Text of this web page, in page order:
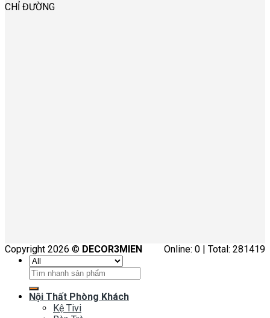
CHỈ ĐƯỜNG
Online: 0 | Total: 281419
Copyright 2026 © DECOR3MIEN
Tìm
kiếm:
Nội Thất Phòng Khách
Kệ Tivi